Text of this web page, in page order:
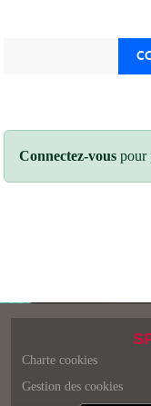
Connectez-vous pour
Charte cookies
Gestion des cookies